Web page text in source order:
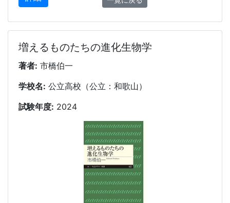
増えるものたちの進化生物学
著者: 市橋伯一
学校名: 公立高校（公立：和歌山）
試験年度: 2024